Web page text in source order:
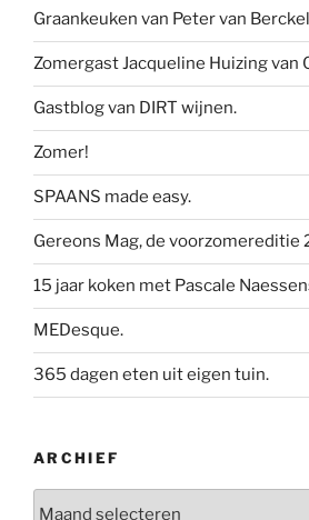
Graankeuken van Peter van
Zomergast Jacqueline Huizing van
Gastblog van DIRT wijnen.
Zomer!
SPAANS made easy.
Gereons Mag, de voorzomereditie
15 jaar koken met Pascale
MEDesque.
365 dagen eten uit eigen tuin.
ARCHIEF